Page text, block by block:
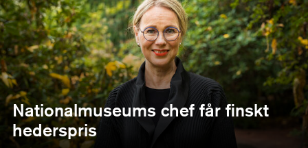
Nationalmuseums chef får finskt
hederspris